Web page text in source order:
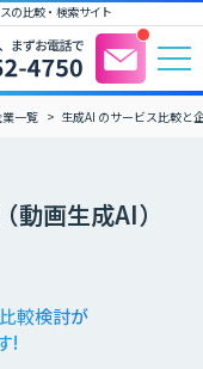
の比較・検索サイト
一覧 生成AI のサービス比較と
動画生成AI）
較検討が
!